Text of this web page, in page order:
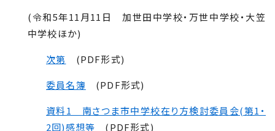
(令和5年11月11日 加世田中学校・万世中学校・大笠
中学校ほか)
次第
(PDF形式)
委員名簿 (PDF形式)
資料1 南さつま市中学校在り方検討委員会(第1・
2回)感想等 (PDF形式)